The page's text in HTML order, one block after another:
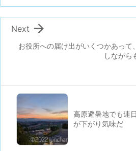
お役所への届け出がいくつかあって
しながら

Next
高原避暑地でも連
が下がり気味だ